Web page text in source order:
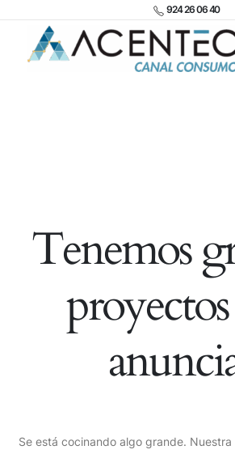
924 26 06 40
Tenemos
Se está cocinando algo grande.